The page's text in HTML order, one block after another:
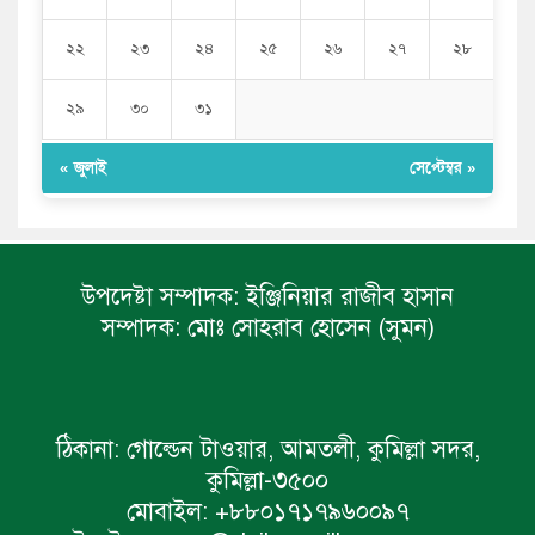
২২ ২৩ ২৪ ২৫ ২৬ ২৭ ২৮
২৯ ৩০ ৩১
« জুলাই সেপ্টেম্বর »
উপদেষ্টা সম্পাদক: ইঞ্জিনিয়ার রাজীব হাসান
সম্পাদক: মোঃ সোহরাব হোসেন (সুমন)
ঠিকানা: গোল্ডেন টাওয়ার, আমতলী, কুমিল্লা সদর,
কুমিল্লা-৩৫০০
মোবাইল: +৮৮০১৭১৭৯৬০০৯৭